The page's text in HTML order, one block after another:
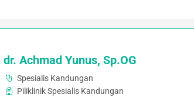
dr. Achmad Yunus, Sp.OG
Spesialis Kandungan
Piliklinik Spesialis Kandungan